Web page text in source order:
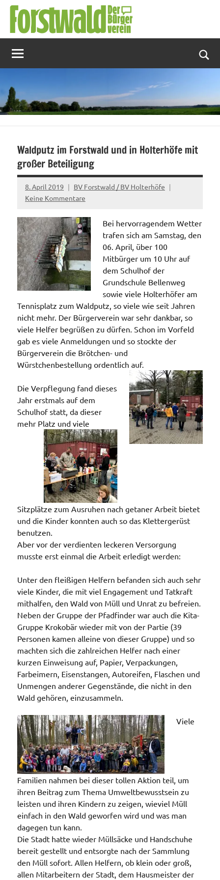
Zum
Inhalt
springen
Waldputz im Forstwald und in Holterhöfe mit
großer Beteiligung
8. April 2019
BV Forstwald / BV Holterhöfe
Keine Kommentare
Bei hervorragendem Wetter
trafen sich am Samstag, den
06. April, über 100
Mitbürger um 10 Uhr auf
dem Schulhof der
Grundschule Bellenweg
sowie viele Holterhöfer am
Tennisplatz zum Waldputz, so viele wie seit Jahren
nicht mehr. Der Bürgerverein war sehr dankbar, so
viele Helfer begrüßen zu dürfen. Schon im Vorfeld
gab es viele Anmeldungen und so stockte der
Bürgerverein die Brötchen- und
Würstchenbestellung ordentlich auf.
Die Verpflegung fand dieses
Jahr erstmals auf dem
Schulhof statt, da dieser
mehr Platz und viele
Sitzplätze zum Ausruhen nach getaner Arbeit bietet
und die Kinder konnten auch so das Klettergerüst
benutzen.
Aber vor der verdienten leckeren Versorgung
musste erst einmal die Arbeit erledigt werden:
Unter den fleißigen Helfern befanden sich auch sehr
viele Kinder, die mit viel Engagement und Tatkraft
mithalfen, den Wald von Müll und Unrat zu befreien.
Neben der Gruppe der Pfadfinder war auch die Kita-
Gruppe Krokobär wieder mit von der Partie (39
Personen kamen alleine von dieser Gruppe) und so
machten sich die zahlreichen Helfer nach einer
kurzen Einweisung auf, Papier, Verpackungen,
Farbeimern, Eisenstangen, Autoreifen, Flaschen und
Unmengen anderer Gegenstände, die nicht in den
Wald gehören, einzusammeln.
Viele
Familien nahmen bei dieser tollen Aktion teil, um
ihren Beitrag zum Thema Umweltbewusstsein zu
leisten und ihren Kindern zu zeigen, wieviel Müll
einfach in den Wald geworfen wird und was man
dagegen tun kann.
Die Stadt hatte wieder Müllsäcke und Handschuhe
bereit gestellt und entsorgte nach der Sammlung
den Müll sofort. Allen Helfern, ob klein oder groß,
allen Mitarbeitern der Stadt, dem Hausmeister der